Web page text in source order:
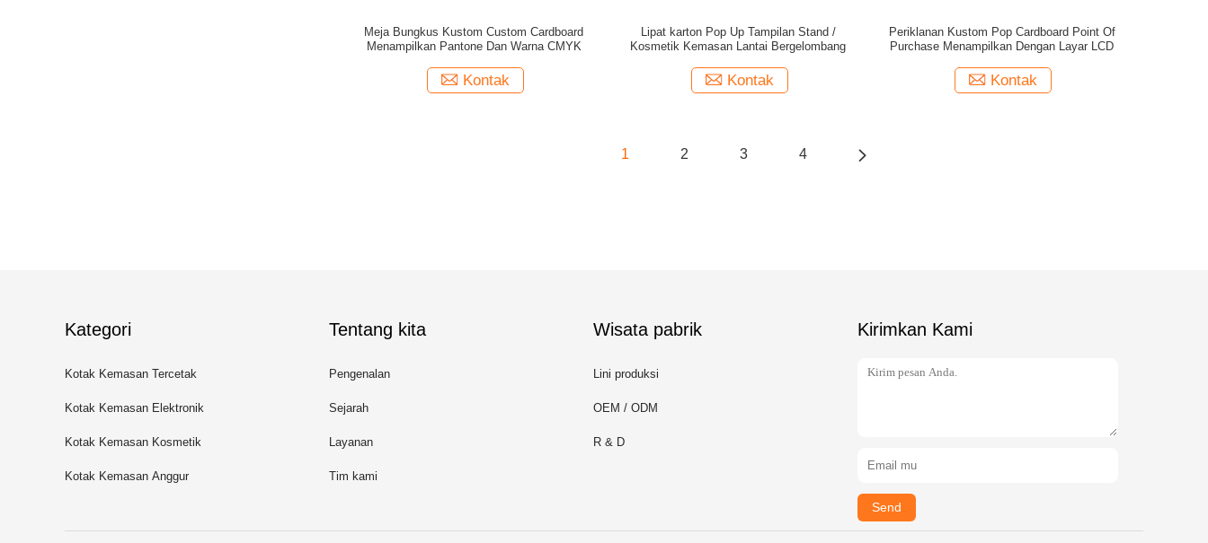
Meja Bungkus Kustom Custom Cardboard
Menampilkan Pantone Dan Warna CMYK
Kontak
Lipat karton Pop Up Tampilan Stand /
Kosmetik Kemasan Lantai Bergelombang
Kontak
Periklanan Kustom Pop Cardboard Point Of
Purchase Menampilkan Dengan Layar LCD
Kontak
1 2 3 4
Kategori
Kotak Kemasan Tercetak
Kotak Kemasan Elektronik
Kotak Kemasan Kosmetik
Kotak Kemasan Anggur
Tentang kita
Pengenalan
Sejarah
Layanan
Tim kami
Wisata pabrik
Lini produksi
OEM / ODM
R & D
Kirimkan Kami
Send